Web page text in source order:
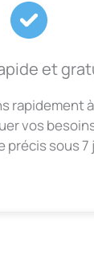
et
rapidement
vos
précis sous 7